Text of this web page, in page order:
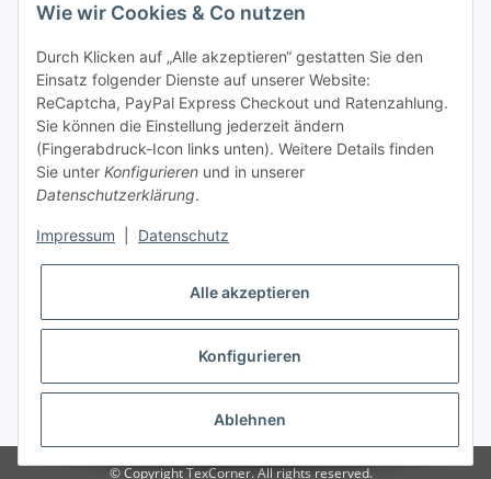
Tel: +49 (0) 5132 8230689
E-Mail:mail@texcorner.de
Vertrag widerrufen
* Alle Preise inkl. gesetzlicher USt., zzgl.Versand
© Copyright TexCorner. All rights reserved.
Wie wir Cookies & Co nutzen
Durch Klicken auf „Alle akzeptieren“ gestatten Sie den
Einsatz folgender Dienste auf unserer Website:
ReCaptcha, PayPal Express Checkout und Ratenzahlung.
Sie können die Einstellung jederzeit ändern
(Fingerabdruck-Icon links unten). Weitere Details finden
Sie unter Konfigurieren und in unserer
Datenschutzerklärung.
Impressum Datenschutz
Alle akzeptieren
Konfigurieren
Ablehnen